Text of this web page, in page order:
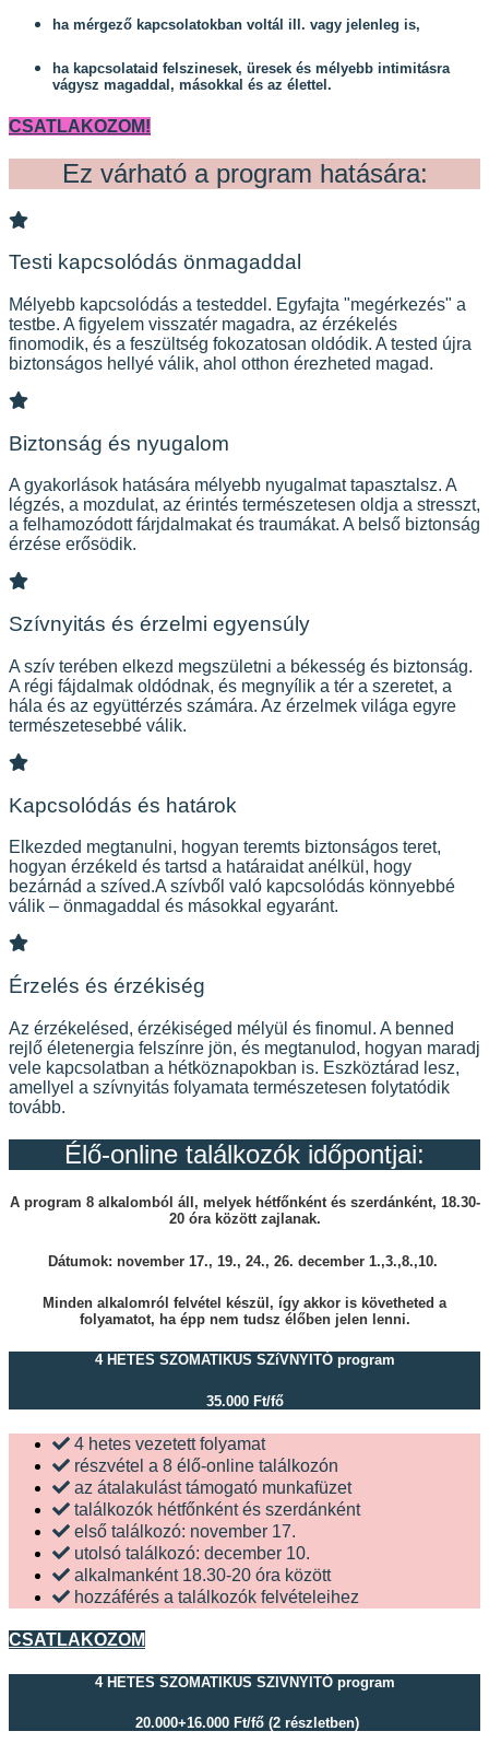
ha mérgező kapcsolatokban voltál ill. vagy jelenleg is,
ha kapcsolataid felszinesek, üresek és mélyebb intimitásra
vágysz magaddal, másokkal és az élettel.
CSATLAKOZOM!
Ez várható a program hatására:
Testi kapcsolódás önmagaddal
Mélyebb kapcsolódás a testeddel. Egyfajta "megérkezés" a
testbe. A figyelem visszatér magadra, az érzékelés
finomodik, és a feszültség fokozatosan oldódik. A tested újra
biztonságos hellyé válik, ahol otthon érezheted magad.
Biztonság és nyugalom
A gyakorlások hatására mélyebb nyugalmat tapasztalsz. A
légzés, a mozdulat, az érintés természetesen oldja a stresszt,
a felhamozódott fárjdalmakat és traumákat. A belső biztonság
érzése erősödik.
Szívnyitás és érzelmi egyensúly
A szív terében elkezd megszületni a békesség és biztonság.
A régi fájdalmak oldódnak, és megnyílik a tér a szeretet, a
hála és az együttérzés számára. Az érzelmek világa egyre
természetesebbé válik.
Kapcsolódás és határok
Elkezded megtanulni, hogyan teremts biztonságos teret,
hogyan érzékeld és tartsd a határaidat anélkül, hogy
bezárnád a szíved.A szívből való kapcsolódás könnyebbé
válik – önmagaddal és másokkal egyaránt.
Érzelés és érzékiség
Az érzékelésed, érzékiséged mélyül és finomul. A benned
rejlő életenergia felszínre jön, és megtanulod, hogyan maradj
vele kapcsolatban a hétköznapokban is. Eszköztárad lesz,
amellyel a szívnyitás folyamata természetesen folytatódik
tovább.
Élő-online találkozók időpontjai:
A program 8 alkalomból áll, melyek hétfőnként és szerdánként, 18.30-
20 óra közöttzajlanak.
Dátumok: november 17., 19., 24., 26. december 1.,3.,8.,10.
Minden alkalomról felvétel készül , így akkor is követheted a
folyamatot, ha épp nem tudsz élőben jelen lenni.
4 HETES SZOMATIKUS SZíVNYITÓ program
35.000 Ft/fő
4 hetes vezetett folyamat
részvétel a 8 élő-online találkozón
az átalakulást támogató munkafüzet
találkozók hétfőnként és szerdánként
első találkozó: november 17.
utolsó találkozó: december 10.
alkalmanként 18.30-20 óra között
hozzáférés a találkozók felvételeihez
CSATLAKOZOM
4 HETES SZOMATIKUS SZIVNYITÓ program
20.000+16.000 Ft/fő (2 részletben)